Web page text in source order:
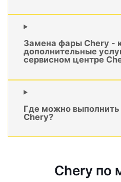
Замена фары Chery -
дополнительные
сервисном центре
Где можно
Chery?
Chery по